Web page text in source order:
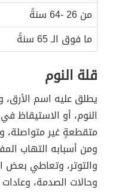
من 26 -64 سنةً
ما فوق الـ 65 سنةً
قلة النوم
يطلق عليه اسم
النوم، أو الاستيقاظ
متقطعةٍ غير متواصلة،
ومن أسبابه التهاب
والتوتر، وتعاطي بعض
وحالات الصدمة،